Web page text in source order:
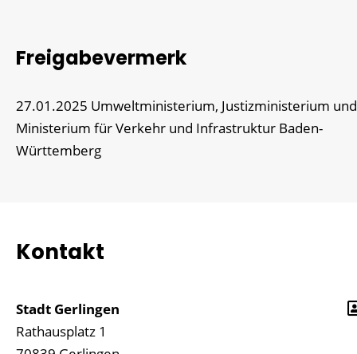
Freigabevermerk
27.01.2025 Umweltministerium, Justizministerium und
Ministerium für Verkehr und Infrastruktur Baden-
Württemberg
Kontakt
Stadt Gerlingen
Rathausplatz 1